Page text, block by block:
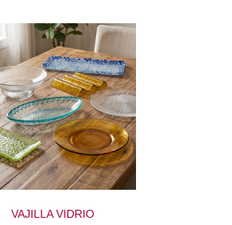
VAJILLA VIDRIO